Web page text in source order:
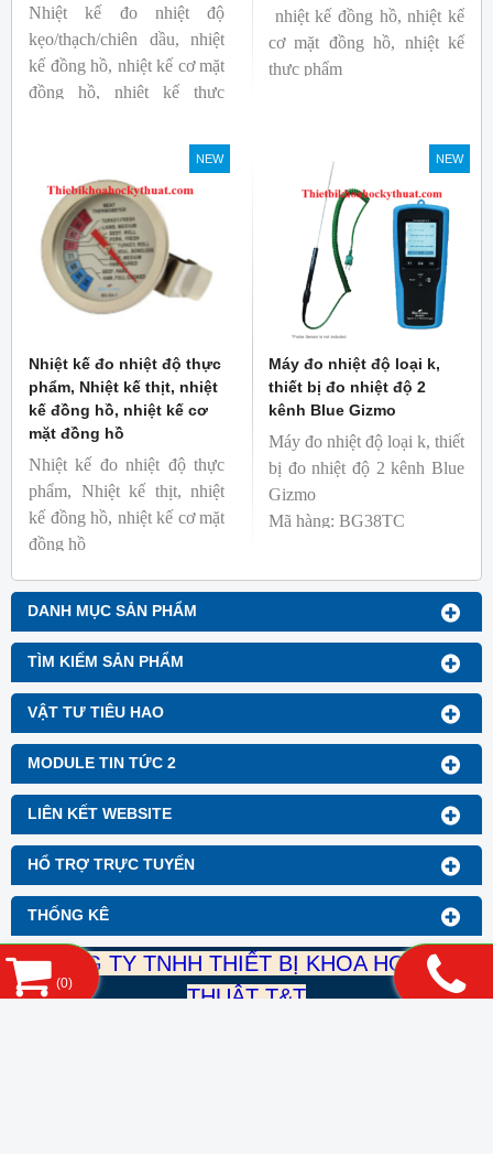
DANH MỤC SẢN PHẨM
TÌM KIẾM SẢN PHẨM
VẬT TƯ TIÊU HAO
MODULE TIN TỨC 2
LIÊN KẾT WEBSITE
HỔ TRỢ TRỰC TUYẾN
THỐNG KÊ
Nhiệt kế đo nhiệt độ
kẹo/thạch/chiên dầu, nhiệt
kế đồng hồ, nhiệt kế cơ mặt
đồng hồ, nhiệt kế thực
Thương hiệu: Blue Gizmo
nhiệt kế đồng hồ, nhiệt kế
cơ mặt đồng hồ, nhiệt kế
thực phẩm
NEW
Nhiệt kế đo nhiệt độ thực
phẩm, Nhiệt kế thịt, nhiệt
kế đồng hồ, nhiệt kế cơ
mặt đồng hồ
Nhiệt kế đo nhiệt độ thực
phẩm, Nhiệt kế thịt, nhiệt
kế đồng hồ, nhiệt kế cơ mặt
đồng hồ
Thương hiệu: Blue Gizmo
NEW
Máy đo nhiệt độ loại k,
thiết bị đo nhiệt độ 2
kênh Blue Gizmo
Máy đo nhiệt độ loại k, thiết
bị đo nhiệt độ 2 kênh Blue
Gizmo
Mã hàng: BG38TC
CÔNG TY TNHH THIẾT BỊ KHOA HỌC KỸ
THUẬT T&T
(0)